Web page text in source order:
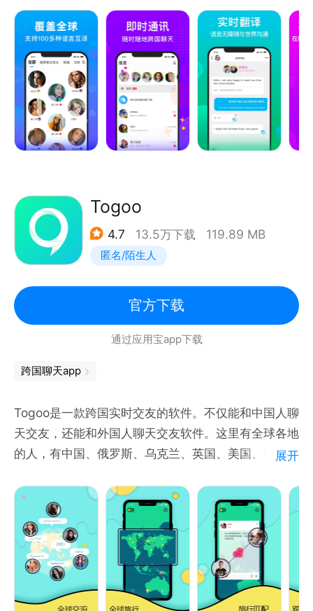
► 多元化的外语直播
HelloTalk精选外语主播在线视频教学、分享语言知识
和他们的海外生活。你不妨尝试上台，和外国友人一对
一视频对话，发音不标准、慢速、胆怯都没有关系，主
播们会帮助你，纠正你的发音，梳理你的思路。要快速
提升口语，一定要多开口，和外国人直接对话！
► 国际化的朋友圈
事，深入了解各国文化习俗，在家就能看世界！要记得
多给有趣的贴文点点赞哦。
HelloTalk 还根据不同语言能力，量身打造专属课程，
由经验丰富的母语老师授课，针对你的语言学习弱点提
供专业帮助，协助你更好提升外语。
语言学习不再枯燥乏味。HelloTalk是学习和乐趣并存
章，体验与世界零距离的交流，现在就来HelloTalk
吧！和英语、日语、韩语、德语、法语、意大利语、西
班牙语、葡萄牙语、阿拉伯语、泰语、越南语、俄语等
追求更极致的学习体验？试试HelloTalk VIP吧！
-- 享受无限翻译次数，直播间实时字幕
-- 无限制的直播间/语聊房收听时长
-- 每日更多认识新朋友机会，个性化筛选语伴
-- 解锁访客和附近的人特权，拓宽交友圈
【主要功能】
①全球交友，认识来自不同国家的朋友；
②支持文字、语音、视频聊天；
③选择自己喜欢的国家，找到自己喜欢的人；
④分享照片和视频，记录美好的生活，让全球的朋友
看到；
⑤支持英语、中文、法语、德语、意大利语、俄语、
⑥赠送礼物给你心爱的人，吸引他/她的目光。
如果你有任何想法，欢迎联系我们
微博：WorldTalk国际交友
邮箱：worldtalk@zerophil.com
QQ群：534650129
Togoo
4.7 13.5万下载 119.89 MB
匿名/陌生人
官方下载
通过应用宝app下载
跨国聊天app
Togoo是一款跨国实时交友的软件。不仅能和中国人聊
天交友，还能和外国人聊天交友软件。这里有全球各地
的人，有中国、俄罗斯、乌克兰、英国、美国、韩国、
根廷、克罗地亚、摩洛哥等等100多个国家的朋友。
在这里，你可以和外国人视频聊天、语音聊天、文字聊
天，只需要用你的母语就能和外国人交友，不管是文字
聊天，还是视频交友，语音交友，都有实时翻译，不用
担心语言不通。
展开